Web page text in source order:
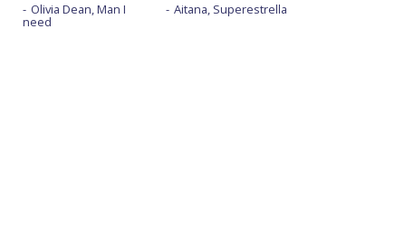
Olivia Dean, Man I
need
Aitana, Superestrella